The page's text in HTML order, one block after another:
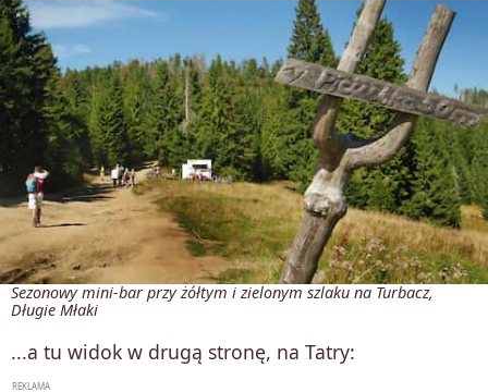
Sezonowy mini-bar przy żółtym i zielonym szlaku na Turbacz,
Długie Młaki
...a tu widok w drugą stronę, na Tatry: